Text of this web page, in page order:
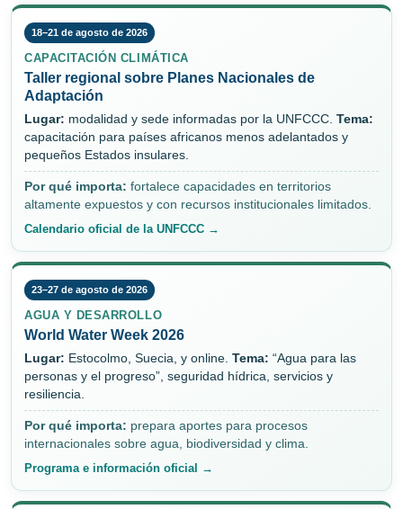
18–21 de agosto de 2026
CAPACITACIÓN CLIMÁTICA
Taller regional sobre Planes Nacionales de
Adaptación
Lugar: modalidad y sede informadas por la UNFCCC. Tema:
capacitación para países africanos menos adelantados y
pequeños Estados insulares.
Por qué importa: fortalece capacidades en territorios
altamente expuestos y con recursos institucionales limitados.
Calendario oficial de la UNFCCC →
23–27 de agosto de 2026
AGUA Y DESARROLLO
World Water Week 2026
Lugar: Estocolmo, Suecia, y online. Tema: “Agua para las
personas y el progreso”, seguridad hídrica, servicios y
resiliencia.
Por qué importa: prepara aportes para procesos
internacionales sobre agua, biodiversidad y clima.
Programa e información oficial →